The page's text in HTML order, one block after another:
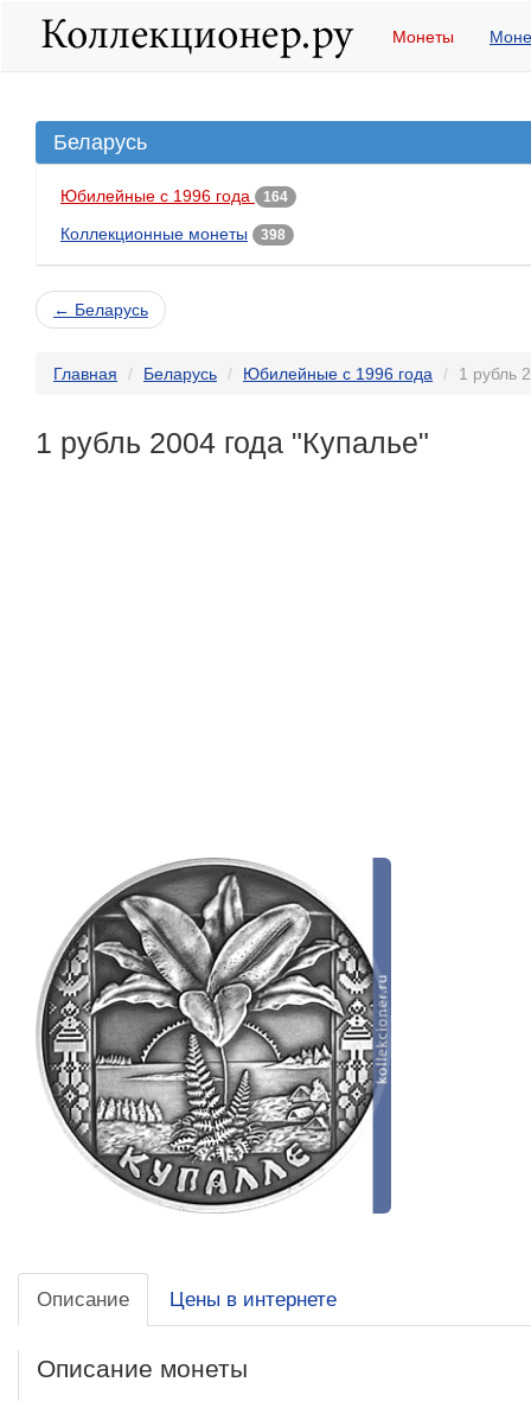
Монеты
Беларусь
Юбилейные с 1996 года 164
Коллекционные монеты 398
← Беларусь
Главная Беларусь Юбилейные с 1996 года 1 рубль
1 рубль 2004 года "Купалье"
Описание Цены в интернете
Описание монеты